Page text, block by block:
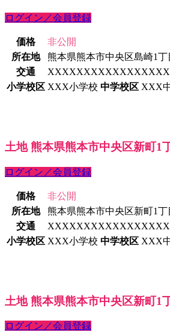
ログイン／会員登録
価格
非公開
所在地
熊本県熊本市中央区島崎1丁
交通
小学校区 XXX小学校 中学校区 XXX
土地 熊本県熊本市中央区新町1
ログイン／会員登録
価格
非公開
所在地
熊本県熊本市中央区新町1丁
交通
小学校区 XXX小学校 中学校区 XXX
土地 熊本県熊本市中央区新町1
ログイン／会員登録